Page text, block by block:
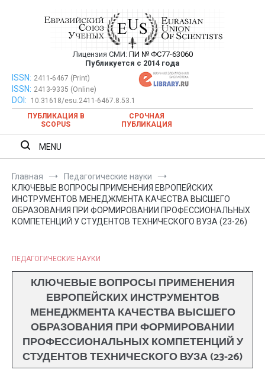
Евразийский Союз Ученых —
публикация научных статей в
ежемесячном научном журнале
Лицензия СМИ: ПИ № ФС77-63060
Публикуется с 2014 года
Евразийский Союз Ученых — публикация научных статей в
ежемесячном научном журнале
ISSN: 2411-6467 (Print)
ISSN: 2413-9335 (Online)
DOI:
10.31618/esu.2411-6467.8.53.1
ПУБЛИКАЦИЯ В
SCOPUS
СРОЧНАЯ
ПУБЛИКАЦИЯ
MENU
Главная
Педагогические науки
КЛЮЧЕВЫЕ ВОПРОСЫ ПРИМЕНЕНИЯ ЕВРОПЕЙСКИХ
ИНСТРУМЕНТОВ МЕНЕДЖМЕНТА КАЧЕСТВА ВЫСШЕГО
ОБРАЗОВАНИЯ ПРИ ФОРМИРОВАНИИ ПРОФЕССИОНАЛЬНЫХ
КОМПЕТЕНЦИЙ У СТУДЕНТОВ ТЕХНИЧЕСКОГО ВУЗА (23-26)
ПЕДАГОГИЧЕСКИЕ НАУКИ
КЛЮЧЕВЫЕ ВОПРОСЫ ПРИМЕНЕНИЯ
ЕВРОПЕЙСКИХ ИНСТРУМЕНТОВ
МЕНЕДЖМЕНТА КАЧЕСТВА ВЫСШЕГО
ОБРАЗОВАНИЯ ПРИ ФОРМИРОВАНИИ
ПРОФЕССИОНАЛЬНЫХ КОМПЕТЕНЦИЙ У
СТУДЕНТОВ ТЕХНИЧЕСКОГО ВУЗА (23-26)